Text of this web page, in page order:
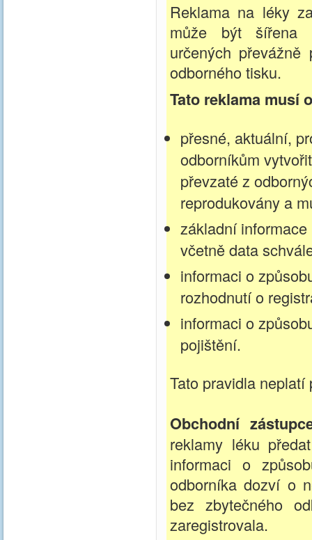
Reklama na léky
může být šířena
určených
odborného tisku.
Tato reklama musí
přesné, aktuální,
odborníkům
převzaté z
reprodukovány a
základní
včetně data
informaci o
rozhodnutí o
informaci o
pojištění.
Tato pravidla
Obchodní
reklamy léku
informaci o
odborníka dozví o
bez zbytečného
zaregistrovala.